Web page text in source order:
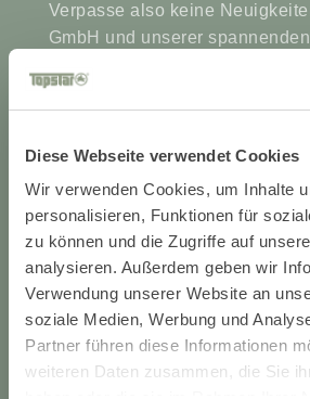
Diese Webseite verwendet Cookies
Wir verwenden Cookies, um Inhalte
personalisieren, Funktionen für
zu können und die Zugriffe auf
analysieren. Außerdem geben wir
Verwendung unserer Website an
soziale Medien, Werbung und
Partner führen diese Informationen
weiteren Daten zusammen, die Sie
Verpasse also keine
GmbH und unserer